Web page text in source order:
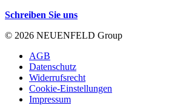
Schreiben Sie uns
© 2026 NEUENFELD Group
AGB
Datenschutz
Widerrufsrecht
Cookie-Einstellungen
Impressum